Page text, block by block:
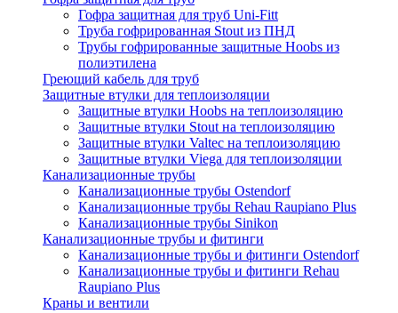
Гофра защитная для труб Uni-Fitt
Труба гофрированная Stout из ПНД
Трубы гофрированные защитные Hoobs из
полиэтилена
Греющий кабель для труб
Защитные втулки для теплоизоляции
Защитные втулки Hoobs на теплоизоляцию
Защитные втулки Stout на теплоизоляцию
Защитные втулки Valtec на теплоизоляцию
Защитные втулки Viega для теплоизоляции
Канализационные трубы
Канализационные трубы Ostendorf
Канализационные трубы Rehau Raupiano Plus
Канализационные трубы Sinikon
Канализационные трубы и фитинги
Канализационные трубы и фитинги Ostendorf
Канализационные трубы и фитинги Rehau
Raupiano Plus
Краны и вентили